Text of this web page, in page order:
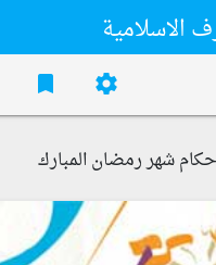
الاسلامية
settings
bookmark
شهر رمضان المبارك